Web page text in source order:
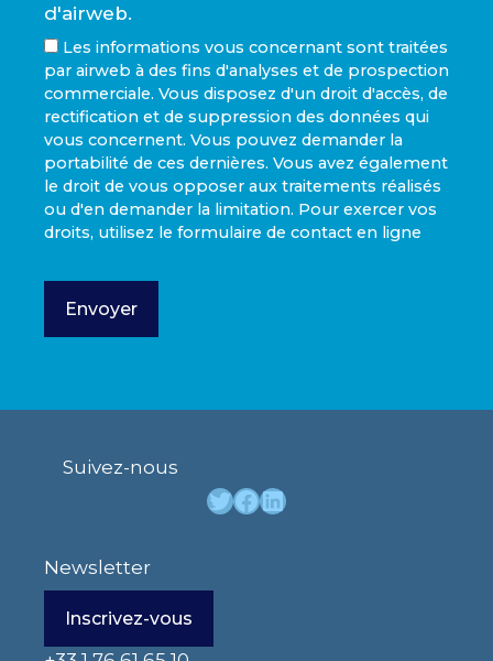
d'airweb.
Les informations vous concernant sont traitées
par airweb à des fins d'analyses et de prospection
commerciale. Vous disposez d'un droit d'accès, de
rectification et de suppression des données qui
vous concernent. Vous pouvez demander la
portabilité de ces dernières. Vous avez également
le droit de vous opposer aux traitements réalisés
ou d'en demander la limitation. Pour exercer vos
droits, utilisez le formulaire de contact en ligne
Suivez-nous
Twitter
Facebook
LinkedIn
Newsletter
Inscrivez-vous